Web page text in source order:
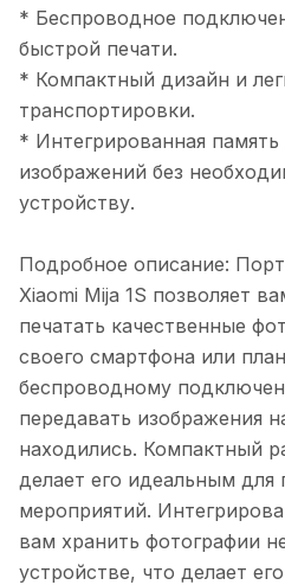
* Беспроводное
быстрой печати.
* Компактный дизайн и
транспортировки.
* Интегрированная память
изображений без
устройству.
Подробное описание:
Xiaomi Mija 1S позволяет
печатать качественные
своего смартфона или
беспроводному
передавать изображения
находились. Компактный
делает его идеальным для
мероприятий.
вам хранить фотографии
устройстве, что делает